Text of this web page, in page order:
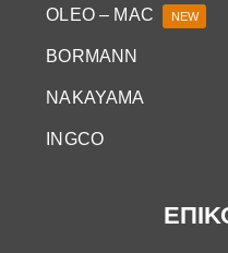
OLEO – MAC NEW
BORMANN
NAKAYAMA
INGCO